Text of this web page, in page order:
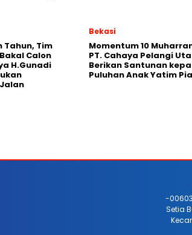
Tahun, Tim
Calon
H.Gunadi
Bekasi
Momentum 10
PT. Cahaya Pelangi
Berikan Santunan
Puluhan Anak Yatim
-
Setia